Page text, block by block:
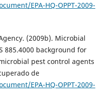
EPA-HQ-OPPT-2009-
(2009b). Microbial
885.4000 background for
pest control agents
de
EPA-HQ-OPPT-2009-